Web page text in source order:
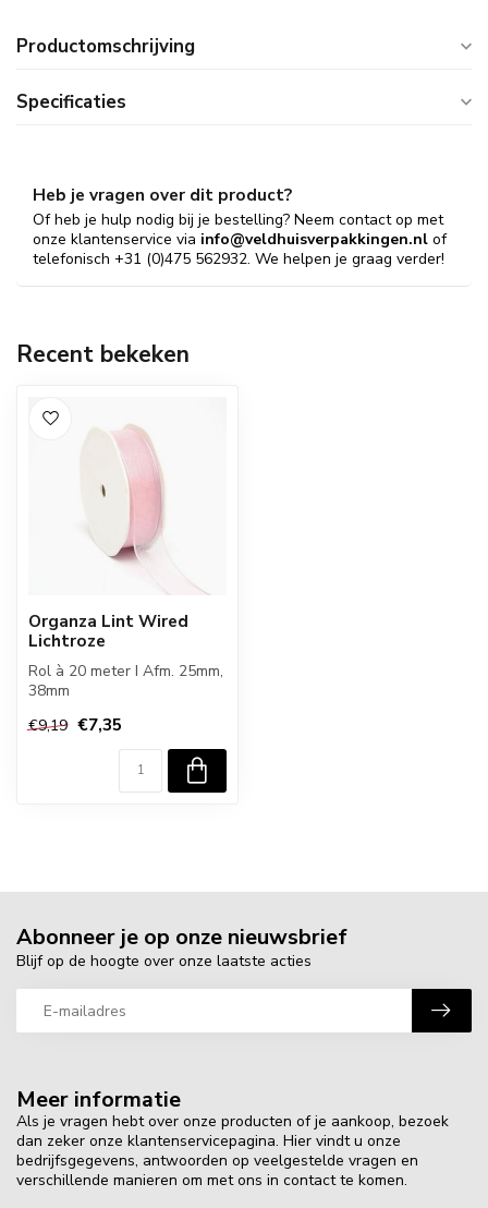
Productomschrijving
Specificaties
Heb je vragen over dit product?
Of heb je hulp nodig bij je bestelling? Neem contact op met
onze klantenservice via info@veldhuisverpakkingen.nl of
telefonisch +31 (0)475 562932. We helpen je graag verder!
Recent bekeken
Organza Lint Wired
Lichtroze
Rol à 20 meter I Afm. 25mm,
38mm
€9,19 €7,35
Meer informatie
Als je vragen hebt over onze producten of je aankoop, bezoek
dan zeker onze klantenservicepagina. Hier vindt u onze
bedrijfsgegevens, antwoorden op veelgestelde vragen en
verschillende manieren om met ons in contact te komen.
Abonneer je op onze nieuwsbrief
Blijf op de hoogte over onze laatste acties